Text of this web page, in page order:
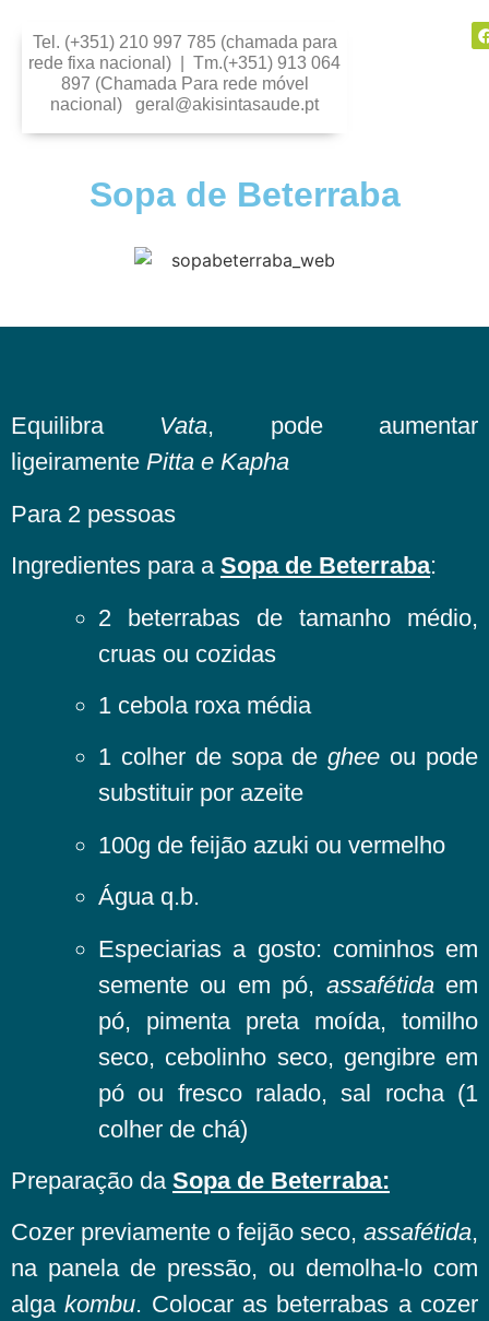
Tel. (+351) 210 997 785 (chamada para
rede fixa nacional) | Tm.(+351) 913 064
897 (Chamada Para rede móvel
nacional) geral@akisintasaude.pt
Sopa de Beterraba
Equilibra Vata, pode aumentar
ligeiramente Pitta e Kapha
Para 2 pessoas
Ingredientes para a Sopa de Beterraba:
2 beterrabas de tamanho médio,
cruas ou cozidas
1 cebola roxa média
1 colher de sopa deghee ou pode
substituir por azeite
100g de feijão azuki ou vermelho
Água q.b.
Especiarias a gosto: cominhos em
semente ou em pó, assafétidaem
pó, pimenta preta moída, tomilho
seco, cebolinho seco, gengibre em
pó ou fresco ralado, sal rocha (1
colher de chá)
Preparação da Sopa de Beterraba:
Cozer previamente o feijão seco, assafétida,
na panela de pressão, ou demolha-lo com
algakombu. Colocar as beterrabas a cozer